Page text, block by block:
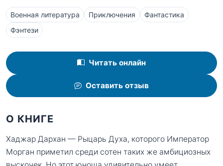
Военная литература Приключения
Фантастика
Фэнтези
Читать онлайн
Оставить отзыв
О КНИГЕ
Хаджар Дархан — Рыцарь Духа, которого Император
Морган приметил среди сотен таких же амбициозных